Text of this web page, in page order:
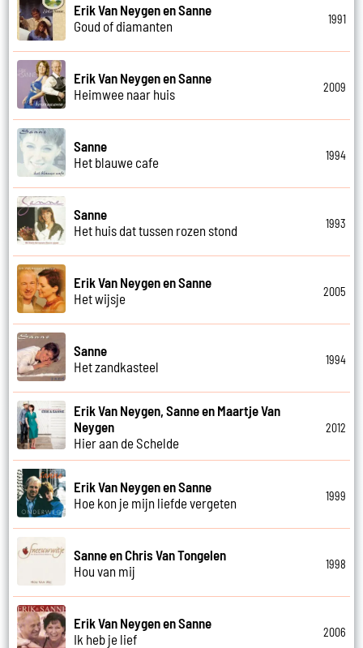
Erik Van Neygen en Sanne
Goud of diamanten
1991
Erik Van Neygen en Sanne
Heimwee naar huis
2009
Sanne
Het blauwe cafe
1994
Sanne
Het huis dat tussen rozen stond
1993
Erik Van Neygen en Sanne
Het wijsje
2005
Sanne
Het zandkasteel
1994
Erik Van Neygen, Sanne en Maartje Van
Neygen
Hier aan de Schelde
2012
Erik Van Neygen en Sanne
Hoe kon je mijn liefde vergeten
1999
Sanne en Chris Van Tongelen
Hou van mij
1998
Erik Van Neygen en Sanne
Ik heb je lief
2006